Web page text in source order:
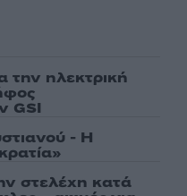
ηλεκτρική
GSI
- Η
στελέχη κατά